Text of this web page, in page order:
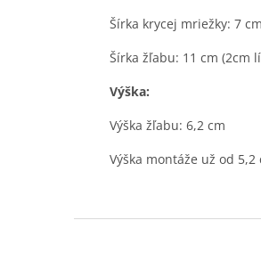
Šírka krycej mriežky: 7 cm
Šírka žľabu: 11 cm (2cm
Výška:
Výška žľabu: 6,2 cm
Výška montáže už od 5,2